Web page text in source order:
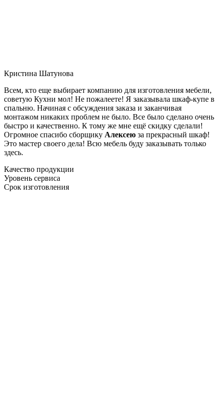
Кристина Шатунова
Всем, кто еще выбирает компанию для изготовления мебели,
советую Кухни мол! Не пожалеете! Я заказывала шкаф-купе в
спальню. Начиная с обсуждения заказа и заканчивая
монтажом никаких проблем не было. Все было сделано очень
быстро и качественно. К тому же мне ещё скидку сделали!
Огромное спасибо сборщику Алексею за прекрасный шкаф!
Это мастер своего дела! Всю мебель буду заказывать только
здесь.
Качество продукции
Уровень сервиса
Срок изготовления